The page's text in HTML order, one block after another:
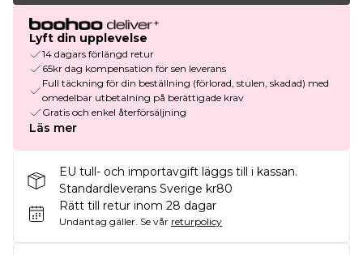
Lyft din upplevelse
14 dagars förlängd retur
65kr dag kompensation för sen leverans
Full täckning för din beställning (förlorad, stulen, skadad) med
omedelbar utbetalning på berättigade krav
Gratis och enkel återförsäljning
Läs mer
EU tull- och importavgift läggs till i kassan.
Standardleverans Sverige kr80
Rätt till retur inom 28 dagar
Undantag gäller. Se vår returpolicy